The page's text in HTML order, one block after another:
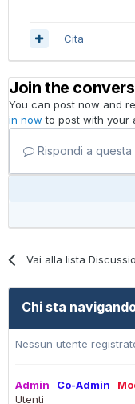
Cita
Join the
You can post now and
in now to post with your
Rispondi a questa
Vai alla lista
Chi sta
Nessun utente
Admin Co-Admin
Utenti